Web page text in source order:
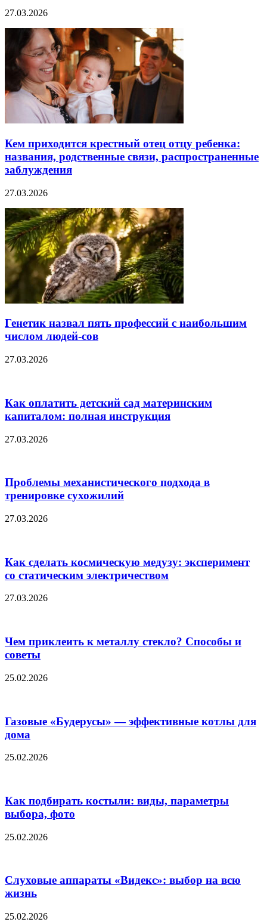
27.03.2026
Кем приходится крестный отец отцу ребенка:
названия, родственные связи, распространенные
заблуждения
27.03.2026
Генетик назвал пять профессий с наибольшим
числом людей-сов
27.03.2026
Как оплатить детский сад материнским
капиталом: полная инструкция
27.03.2026
Проблемы механистического подхода в
тренировке сухожилий
27.03.2026
Как сделать космическую медузу: эксперимент
со статическим электричеством
27.03.2026
Чем приклеить к металлу стекло? Способы и
советы
25.02.2026
Газовые «Будерусы» — эффективные котлы для
дома
25.02.2026
Как подбирать костыли: виды, параметры
выбора, фото
25.02.2026
Слуховые аппараты «Видекс»: выбор на всю
жизнь
25.02.2026